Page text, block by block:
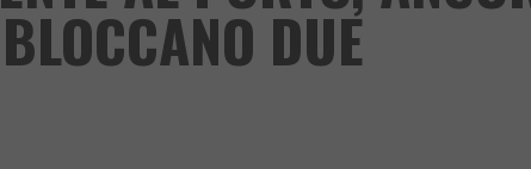
DUE